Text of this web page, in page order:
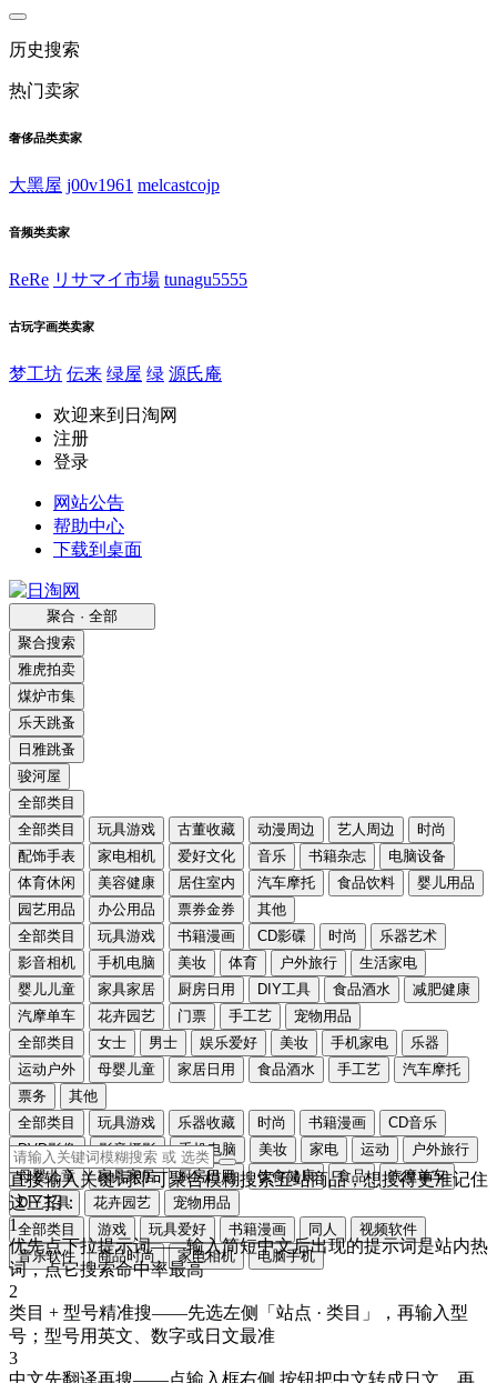
历史搜索
热门卖家
奢侈品类卖家
大黑屋 j00v1961 melcastcojp
音频类卖家
ReRe リサマイ市場 tunagu5555
古玩字画类卖家
梦工坊 伝来 绿屋 绿 源氏庵
欢迎来到日淘网
注册
登录
网站公告
帮助中心
下载到桌面
聚合 · 全部
聚合搜索
雅虎拍卖
煤炉市集
乐天跳蚤
日雅跳蚤
骏河屋
全部类目
全部类目
玩具游戏 古董收藏 动漫周边 艺人周边
时尚
配饰手表
家电相机 爱好文化 音乐 书籍杂志
电脑设备
体育休闲
美容健康 居住室内 汽车摩托 食品饮料
婴儿用品
园艺用品
办公用品 票券金券
其他
全部类目
玩具游戏 书籍漫画 CD影碟 时尚
乐器艺术
影音相机
手机电脑 美妆 体育 户外旅行
生活家电
婴儿儿童
家具家居 厨房日用 DIY工具 食品酒水
减肥健康
汽摩单车
花卉园艺 门票 手工艺
宠物用品
全部类目
女士 男士 娱乐爱好 美妆 手机家电
乐器
运动户外
母婴儿童 家居日用 食品酒水 手工艺
汽车摩托
票务
其他
全部类目
玩具游戏 乐器收藏 时尚 书籍漫画
CD音乐
DVD影像
影音摄影 手机电脑 美妆 家电 运动
户外旅行
母婴儿童
家具家居 厨房日用 饮食健康 食品
汽摩单车
DIY工具
花卉园艺
宠物用品
全部类目
游戏 玩具爱好 书籍漫画 同人
视频软件
音乐软件
商品时尚 家电相机 电脑手机
直接输入关键词即可聚合模糊搜索五站商品，想搜得更准记住
这三招：
1
优先点下拉提示词——输入简短中文后出现的提示词是站内热
词，点它搜索命中率最高
2
类目 + 型号精准搜——先选左侧「站点 · 类目」，再输入型
号；型号用英文、数字或日文最准
3
中文先翻译再搜——点输入框右侧 按钮把中文转成日文 ，再